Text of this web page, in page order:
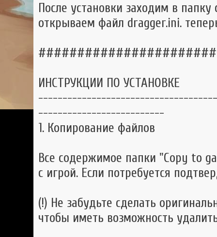
После установки заходим в папку
открываем файл dragger.ini.
ИНСТРУКЦИИ ПО УСТАНОВКЕ
--------------------------
1. Копирование файлов
Все содержимое папки "Copy to
с игрой. Если потребуется
(!) Не забудьте сделать
чтобы иметь возможность